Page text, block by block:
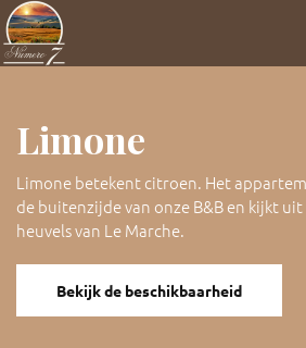
Limone
Limone betekent citroen. Het
de buitenzijde van onze B&B en kijkt
heuvels van Le Marche.
Bekijk de beschikbaarheid